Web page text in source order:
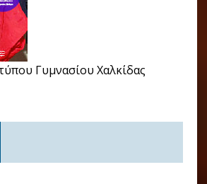
Γυμνασίου Χαλκίδας